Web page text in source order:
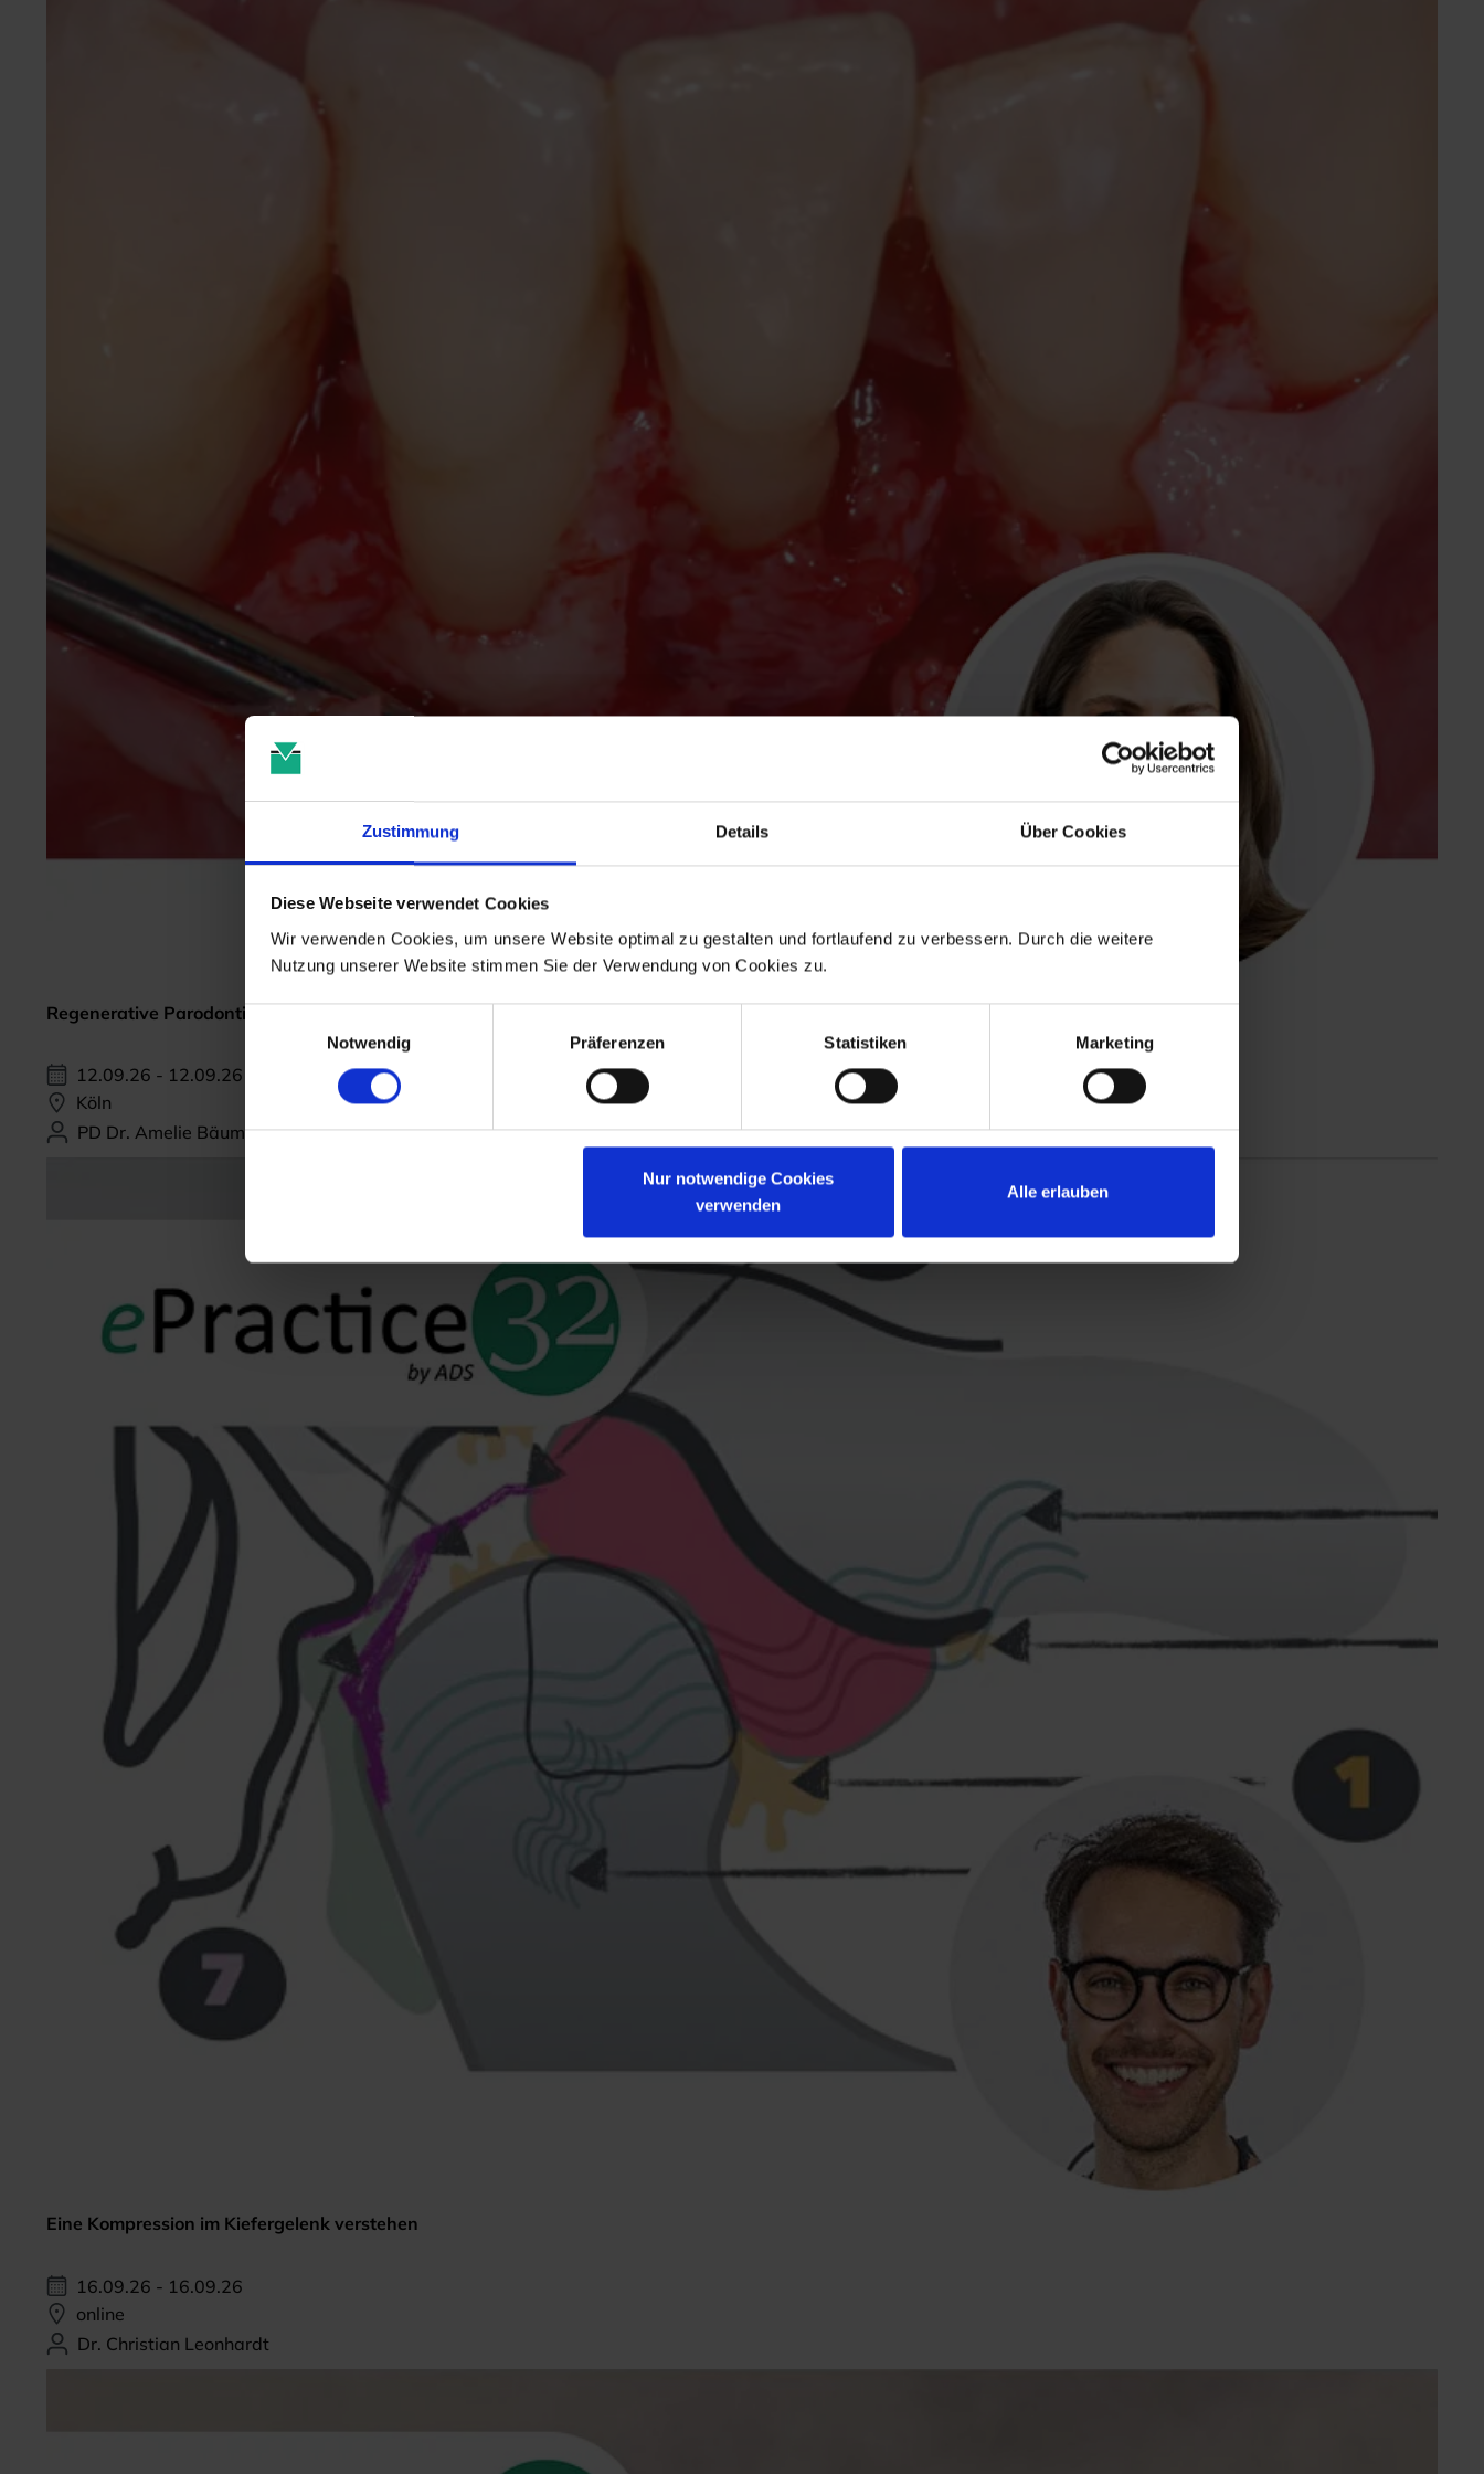
Zustimmung Details Über Cookies
Diese Webseite verwendet Cookies
Wir verwenden Cookies, um unsere Website optimal zu gestalten und fortlaufend zu verbessern. Durch die weitere
Nutzung unserer Website stimmen Sie der Verwendung von Cookies zu.
Einwilligungsauswahl
Notwendig
Präferenzen Statistiken Marketing
Nur notwendige Cookies
verwenden
Alle erlauben
Regenerative Parodontitis-Therapie
12.09.26 - 12.09.26
Köln
PD Dr. Amelie Bäumer-König, M.Sc.
Eine Kompression im Kiefergelenk verstehen
16.09.26 - 16.09.26
online
Dr. Christian Leonhardt